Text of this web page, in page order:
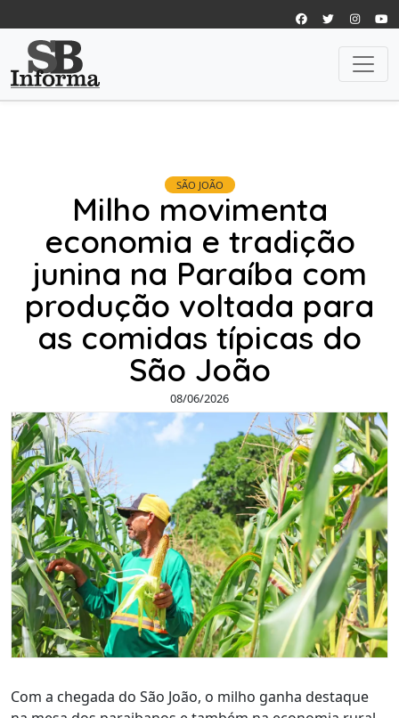
SÃO JOÃO
Milho movimenta
economia e tradição
junina na Paraíba com
produção voltada para
as comidas típicas do
São João
08/06/2026
Com a chegada do São João, o milho ganha destaque